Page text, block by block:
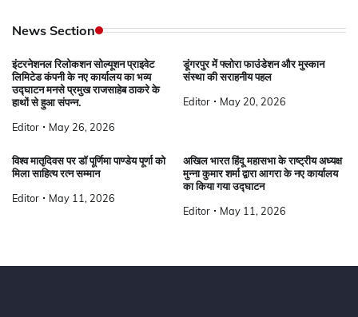
News Section
इंटरनेशनल रिलोकशन सोल्यूशन प्राइवेट
लिमिटेड कंपनी के नए कार्यालय का भव्य
उद्घाटन मनसे प्रमुख राजसाहेब ठाकरे के
हाथों से हुआ संपन्न.
Editor May 26, 2026
डूंगरपुर में फ्लोरा फाउंडेशन और मुस्कान
संस्था की सराहनीय पहल
Editor May 20, 2026
विश्व मातृदिवस पर डॉ पूर्णिमा पाण्डेय पूर्णा को
मिला साहित्य रत्न सम्मान
Editor May 11, 2026
अखिल भारत हिंदू महासभा के राष्ट्रीय अध्यक्ष
मुन्ना कुमार शर्मा द्वारा आगरा के नए कार्यालय
का किया गया उद्घाटन
Editor May 11, 2026